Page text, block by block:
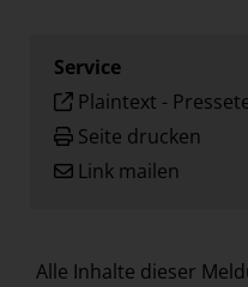
Service
Plaintext -
Seite drucken
Link mailen
Alle Inhalte dieser